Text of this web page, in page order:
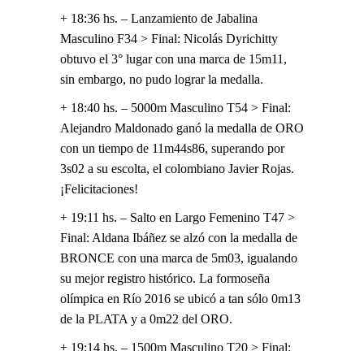
+ 18:36 hs. – Lanzamiento de Jabalina
Masculino F34 > Final: Nicolás Dyrichitty
obtuvo el 3° lugar con una marca de 15m11,
sin embargo, no pudo lograr la medalla.
+ 18:40 hs. – 5000m Masculino T54 > Final:
Alejandro Maldonado ganó la medalla de ORO
con un tiempo de 11m44s86, superando por
3s02 a su escolta, el colombiano Javier Rojas.
¡Felicitaciones!
+ 19:11 hs. – Salto en Largo Femenino T47 >
Final: Aldana Ibáñez se alzó con la medalla de
BRONCE con una marca de 5m03, igualando
su mejor registro histórico. La formoseña
olímpica en Río 2016 se ubicó a tan sólo 0m13
de la PLATA y a 0m22 del ORO.
+ 19:14 hs. – 1500m Masculino T20 > Final: